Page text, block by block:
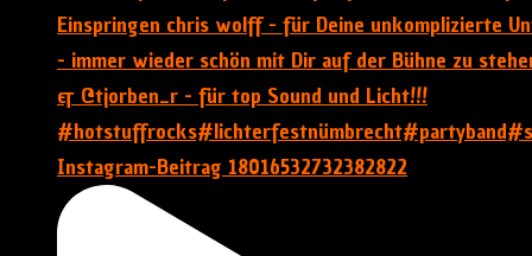
Instagram-Beitrag 18016532732382822